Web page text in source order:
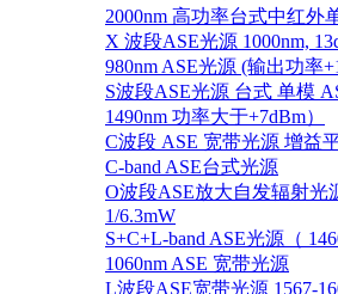
2000nm 高功率台式中红外
X 波段ASE光源 1000nm,
980nm ASE光源 (输出功率
S波段ASE光源 台式 单模
1490nm 功率大于+7dBm）
C波段 ASE 宽带光源 增益
C-band ASE台式光源
O波段ASE放大自发辐射光
1/6.3mW
S+C+L-band ASE光源（
1060nm ASE 宽带光源
L波段ASE宽带光源 1567-